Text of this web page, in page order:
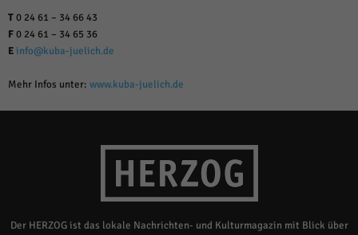
T0 24 61 – 34 66 43
F0 24 61 – 34 65 36
Einfo@kuba-juelich.de
Mehr Infos unter: www.kuba-juelich.de
Der HERZOG ist das lokale Nachrichten- und Kulturmagazin mit Blick über